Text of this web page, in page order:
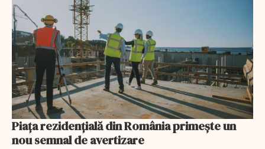
Piața rezidențială din România primește un
nou semnal de avertizare